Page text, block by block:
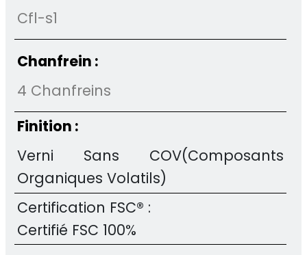
Cfl-s1
Chanfrein :
4 Chanfreins
Finition :
Verni Sans COV(Composants
Organiques Volatils)
Certification FSC® :
Certifié FSC 100%